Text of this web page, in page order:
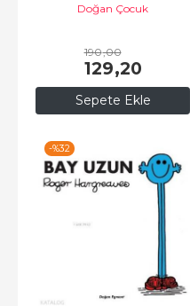
Sepete Ekle
Doğan Çocuk
190,00
129,20
-%32